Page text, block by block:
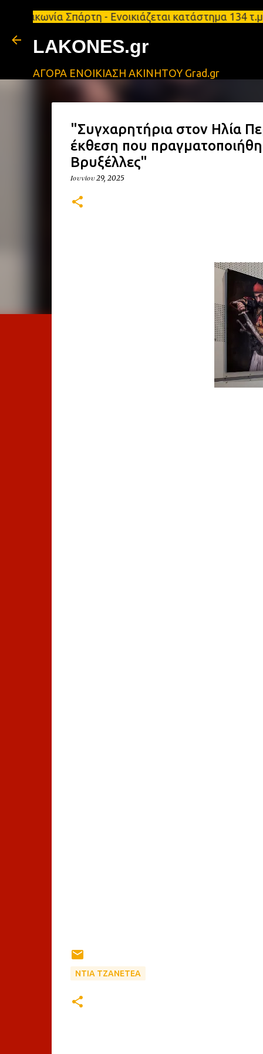
Σπάρτη - Ενοικιάζεται κατάστημα 134 τ.μ,
LAKONES.gr
ΑΓΟΡΑ ΕΝΟΙΚΙΑΣΗ ΑΚΙΝΗΤΟΥ Grad.gr
"Συγχαρητήρια στον Ηλία
έκθεση που
Βρυξέλλες"
Ιουνίου 29, 2025
ΝΤΙΑ ΤΖΑΝΕΤΕΑ